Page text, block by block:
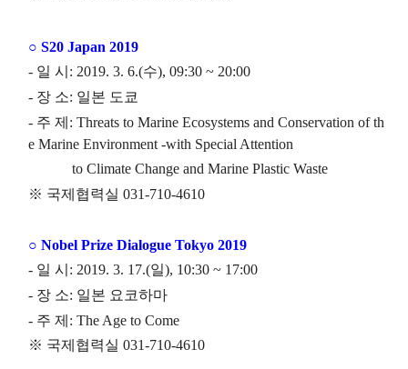
○ S20 Japan 2019
- 일 시: 2019. 3. 6.(수), 09:30 ~ 20:00
- 장 소: 일본 도쿄
- 주 제: Threats to Marine Ecosystems and Conservation of th
e Marine Environment -with Special Attention
to Climate Change and Marine Plastic Waste
※ 국제협력실 031-710-4610
○ Nobel Prize Dialogue Tokyo 2019
- 일 시: 2019. 3. 17.(일), 10:30 ~ 17:00
- 장 소: 일본 요코하마
- 주 제: The Age to Come
※ 국제협력실 031-710-4610